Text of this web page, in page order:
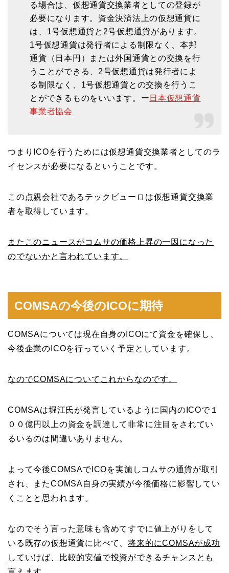
る場合は、仮想通貨交換業者としての登録が
必要になります。資金決済法上の仮想通貨に
は、1号仮想通貨と2号仮想通貨があります。
1号仮想通貨は発行者による制限なく、本邦
通貨（日本円）または外国通貨との交換を行
うことができる、2号仮想通貨は発行者によ
る制限なく、1号仮想通貨との交換を行うこ
とができるものをいいます。ー 日本仮想通貨
事業者協会
つまりICOを行うためには仮想通貨交換業者としてのラ
イセンスが必要になるということです。
この点親会社であるテックビューロは仮想通貨交換業
者を取得しています。
またこのニュースがコムサの価格上昇の一因になった
のでないかと言われています。
COMSAの今後のICOに期待
COMSAについては現在自身のICOにて資金を確保し、
今後企業のICOを行っていく予定としています。
なのでCOMSAについてこれからなのです。
COMSAは堀江氏が発言しているように国内のICOで１
００億円以上の資金を調達して非常に注目をされてい
るいるのは間違いありません。
よって今後COMSAでICOを実施しコムサの通貨が取引
され、またCOMSA自身の実績が今後価格に影響してい
くことと思われます。
なのでそう言った意味も含めてすでに値上がりをして
いる既存の仮想通貨に比べて、将来的にCOMSAが成功
していけば、比較的安値で投資ができるチャンスとも